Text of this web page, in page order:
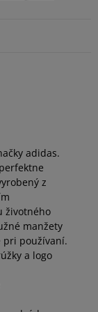
adidas.
z
životného
manžety
pri používaní.
a logo